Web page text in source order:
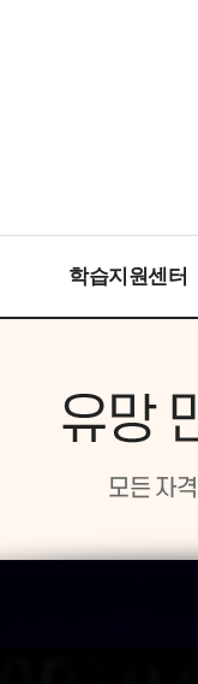
학습지원센터